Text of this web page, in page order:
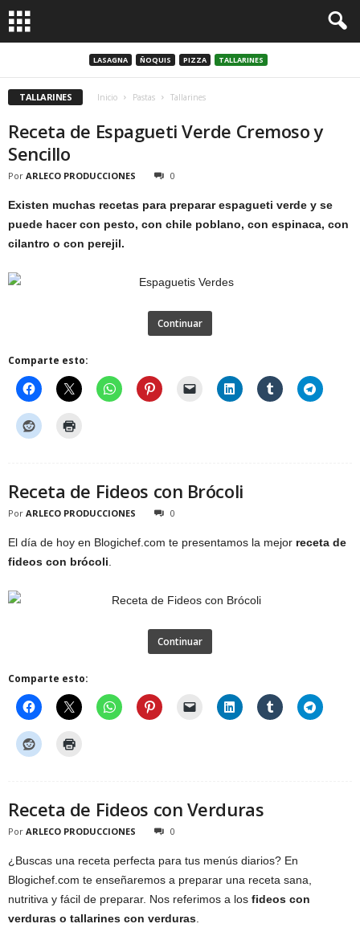
LASAGNA ÑOQUIS PIZZA TALLARINES
TALLARINES Inicio Pastas Tallarines
Receta de Espagueti Verde Cremoso y
Sencillo
Por ARLECO PRODUCCIONES 0
Existen muchas recetas para preparar espagueti verde y se
puede hacer con pesto, con chile poblano, con espinaca, con
cilantro o con perejil.
Continuar
Comparte esto:
Receta de Fideos con Brócoli
Por ARLECO PRODUCCIONES 0
El día de hoy en Blogichef.com te presentamos la mejor receta de
fideos con brócoli
Continuar
Comparte esto:
Receta de Fideos con Verduras
Por ARLECO PRODUCCIONES 0
¿Buscas una receta perfecta para tus menús diarios? En
Blogichef.com te enseñaremos a preparar una receta sana,
nutritiva y fácil de preparar. Nos referimos a los fideos con
verduras o tallarines con verduras